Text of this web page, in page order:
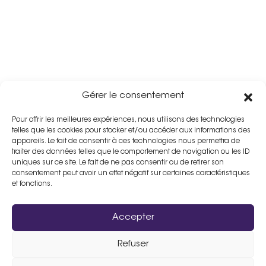
Gérer le consentement
Pour offrir les meilleures expériences, nous utilisons des technologies
telles que les cookies pour stocker et/ou accéder aux informations des
appareils. Le fait de consentir à ces technologies nous permettra de
traiter des données telles que le comportement de navigation ou les ID
uniques sur ce site. Le fait de ne pas consentir ou de retirer son
consentement peut avoir un effet négatif sur certaines caractéristiques
et fonctions.
Accepter
Refuser